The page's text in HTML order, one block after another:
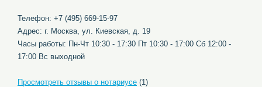
Телефон: +7 (495) 669-15-97
Адрес: г. Москва, ул. Киевская, д. 19
Часы работы: Пн-Чт 10:30 - 17:30 Пт 10:30 - 17:00 Сб 12:00 -
17:00 Вс выходной
Просмотреть отзывы о нотариусе (1)